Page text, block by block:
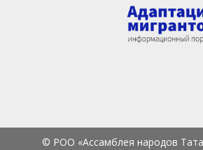
© РОО «Ассамблея народов